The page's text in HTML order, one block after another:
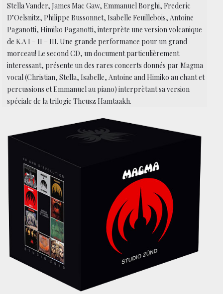
Stella Vander, James Mac Gaw, Emmanuel Borghi, Frederic
D’Oelsnitz, Philippe Bussonnet, Isabelle Feuillebois, Antoine
Paganotti, Himiko Paganotti, interprète une version volcanique
de K.A I – II – III. Une grande performance pour un grand
morceau! Le second CD, un document particulièrement
interessant, présente un des rares concerts donnés par Magma
vocal (Christian, Stella, Isabelle, Antoine and Himiko au chant et
percussions et Emmanuel au piano) interprètant sa version
spéciale de la trilogie Theusz Hamtaakh.